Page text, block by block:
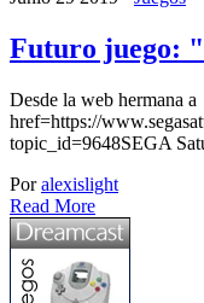
Futuro juego:
Desde la web hermana a
href=https://
topic_id=9648SEGA
Poralexislight
Read More